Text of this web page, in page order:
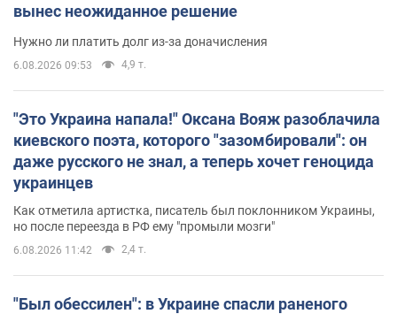
вынес неожиданное решение
Нужно ли платить долг из-за доначисления
6.08.2026 09:53 4,9 т.
"Это Украина напала!" Оксана Вояж разоблачила
киевского поэта, которого "зазомбировали": он
даже русского не знал, а теперь хочет геноцида
украинцев
Как отметила артистка, писатель был поклонником Украины,
но после переезда в РФ ему "промыли мозги"
6.08.2026 11:42 2,4 т.
"Был обессилен": в Украине спасли раненого